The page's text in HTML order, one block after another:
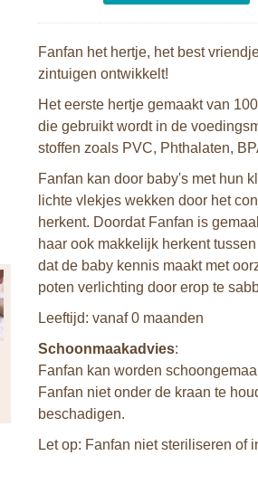
Fanfan het hertje, het best
zintuigen ontwikkelt!
Het eerste hertje gemaakt van
die gebruikt wordt in de
stoffen zoals PVC, Phthalaten,
Fanfan kan door baby's met hun
lichte vlekjes wekken door het
herkent. Doordat Fanfan is
haar ook makkelijk herkent
dat de baby kennis maakt met
poten verlichting door erop te
Leeftijd: vanaf 0 maanden
Schoonmaakadvies:
Fanfan kan worden
Fanfan niet onder de kraan te
beschadigen.
Let op: Fanfan niet steriliseren of